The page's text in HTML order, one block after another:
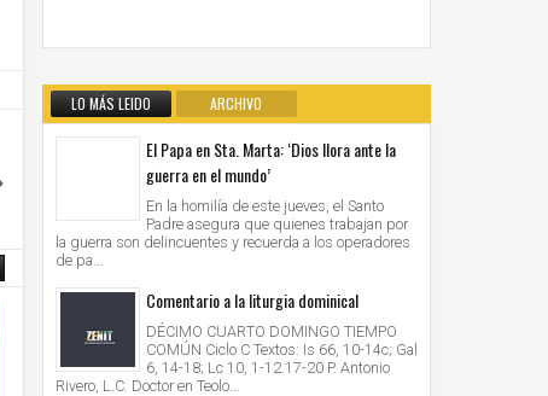
LO MÁS LEIDO ARCHIVO
El Papa en Sta. Marta: ‘Dios llora ante la
guerra en el mundo’
En la homilía de este jueves, el Santo
Padre asegura que quienes trabajan por
la guerra son delincuentes y recuerda a los operadores
de pa...
Comentario a la liturgia dominical
DÉCIMO CUARTO DOMINGO TIEMPO
COMÚN Ciclo C Textos: Is 66, 10-14c; Gal
6, 14-18; Lc 10, 1-12.17-20 P. Antonio
Rivero, L.C. Doctor en Teolo...